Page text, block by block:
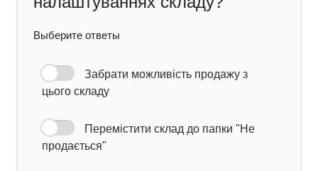
Выберите ответы
Забрати можливість продажу з
цього складу
Перемістити склад до папки "Не
продається"